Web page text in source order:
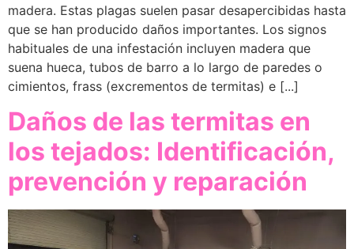
madera. Estas plagas suelen pasar desapercibidas hasta
que se han producido daños importantes. Los signos
habituales de una infestación incluyen madera que
suena hueca, tubos de barro a lo largo de paredes o
cimientos, frass (excrementos de termitas) e [...]
Daños de las termitas en
los tejados: Identificación,
prevención y reparación